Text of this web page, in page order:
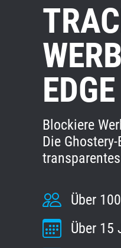
EDGE
Blockiere
Die
Über
Über 15